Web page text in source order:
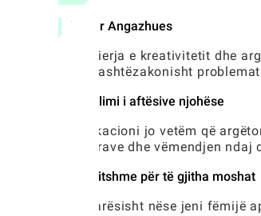
Tepër Angazhues
Përzierja e kreativitetit dhe
atë jashtëzakonisht
Zhvillimi i aftësive njohëse
Aplikacioni jo vetëm që
ngjyrave dhe vëmendjen
E arritshme për të gjitha moshat
Pavarësisht nëse jeni fëmijë